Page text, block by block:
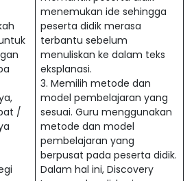
/
menemukan ide sehingga
peserta didik merasa
terbantu sebelum
menuliskan ke dalam teks
eksplanasi.
3. Memilih metode dan
model pembelajaran yang
sesuai. Guru menggunakan
metode dan model
pembelajaran yang
berpusat pada peserta didik.
Dalam hal ini, Discovery